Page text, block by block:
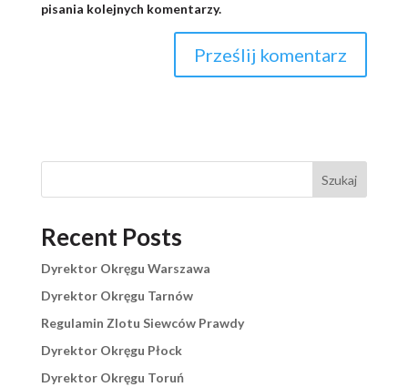
pisania kolejnych komentarzy.
Szukaj
Recent Posts
Dyrektor Okręgu Warszawa
Dyrektor Okręgu Tarnów
Regulamin Zlotu Siewców Prawdy
Dyrektor Okręgu Płock
Dyrektor Okręgu Toruń